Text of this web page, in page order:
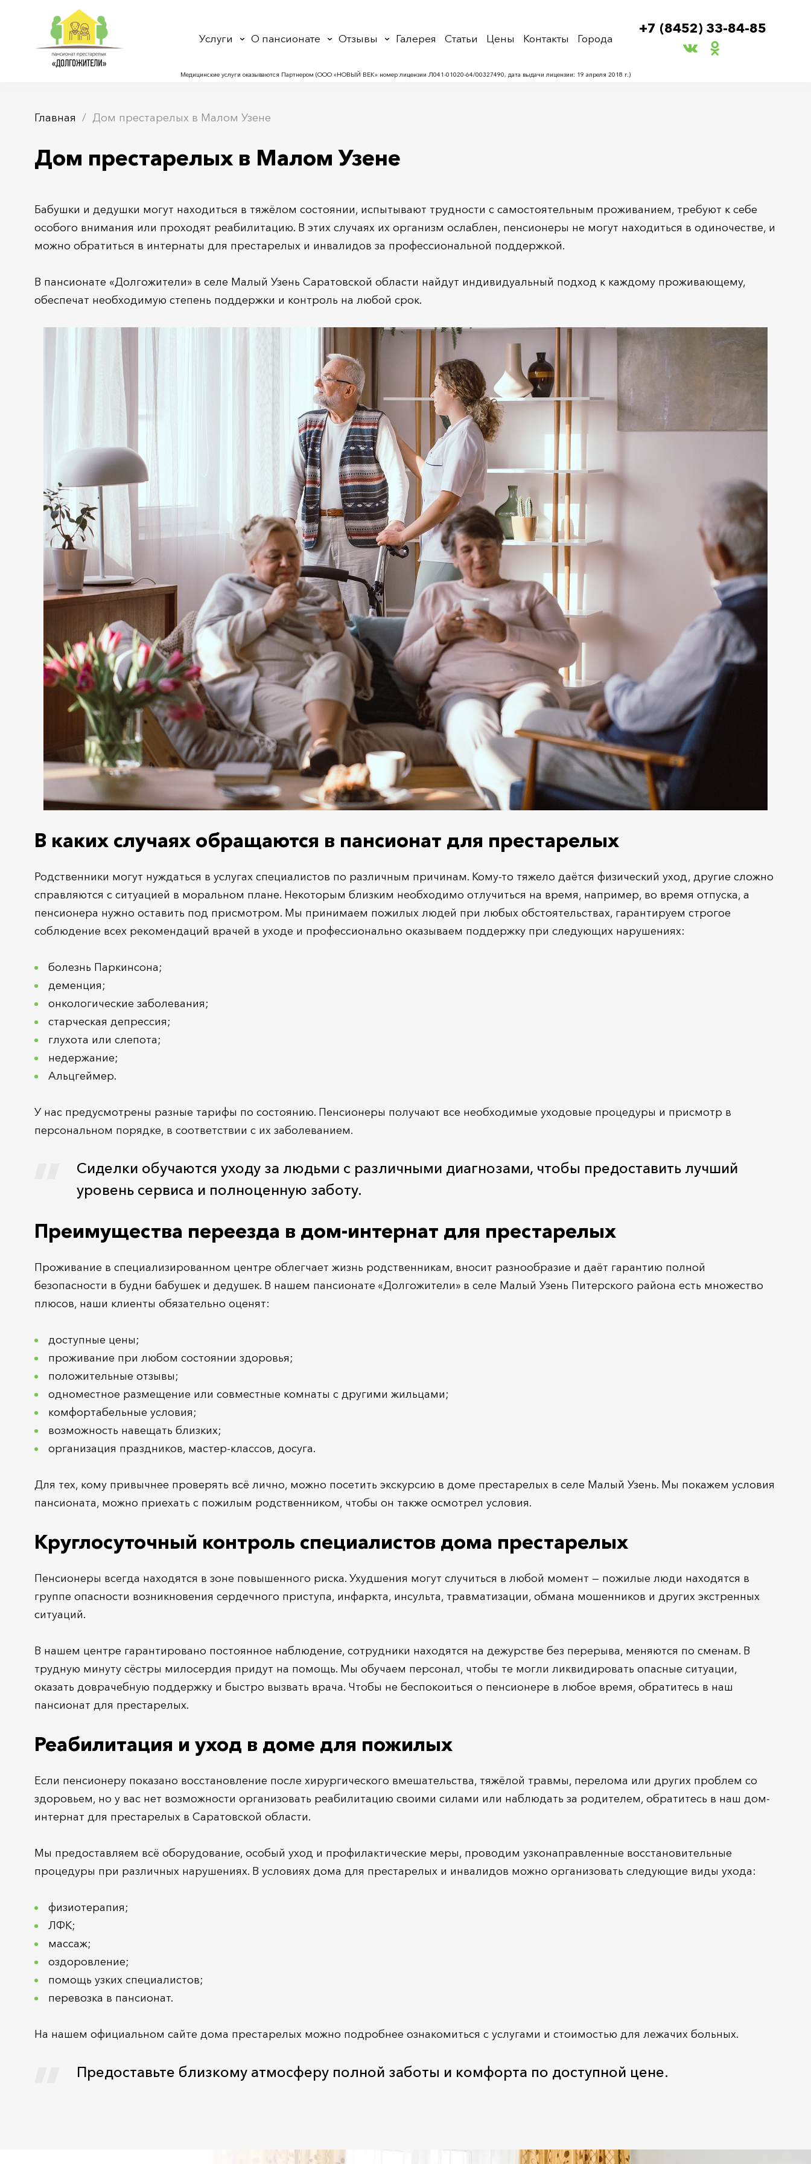
Услуги О пансионате Отзывы Галерея Статьи Цены Контакты Города
+7 (8452) 33-84-85
Медицинские услуги оказываются Партнером (ООО «НОВЫЙ ВЕК» номер лицензии Л041-01020-64/00327490, дата выдачи лицензии: 19 апреля 2018 г.)
Главная Дом престарелых в Малом Узене
Дом престарелых в Малом Узене
Бабушки и дедушки могут находиться в тяжёлом состоянии, испытывают трудности с самостоятельным проживанием, требуют к себе
особого внимания или проходят реабилитацию. В этих случаях их организм ослаблен, пенсионеры не могут находиться в одиночестве, и
можно обратиться в интернаты для престарелых и инвалидов за профессиональной поддержкой.
В пансионате «Долгожители» в селе Малый Узень Саратовской области найдут индивидуальный подход к каждому проживающему,
обеспечат необходимую степень поддержки и контроль на любой срок.
В каких случаях обращаются в пансионат для престарелых
Родственники могут нуждаться в услугах специалистов по различным причинам. Кому-то тяжело даётся физический уход, другие сложно
справляются с ситуацией в моральном плане. Некоторым близким необходимо отлучиться на время, например, во время отпуска, а
пенсионера нужно оставить под присмотром. Мы принимаем пожилых людей при любых обстоятельствах, гарантируем строгое
соблюдение всех рекомендаций врачей в уходе и профессионально оказываем поддержку при следующих нарушениях:
болезнь Паркинсона;
деменция;
онкологические заболевания;
старческая депрессия;
глухота или слепота;
недержание;
Альцгеймер.
У нас предусмотрены разные тарифы по состоянию. Пенсионеры получают все необходимые уходовые процедуры и присмотр в
персональном порядке, в соответствии с их заболеванием.
Сиделки обучаются уходу за людьми с различными диагнозами, чтобы предоставить лучший
уровень сервиса и полноценную заботу.
Преимущества переезда в дом-интернат для престарелых
Проживание в специализированном центре облегчает жизнь родственникам, вносит разнообразие и даёт гарантию полной
безопасности в будни бабушек и дедушек. В нашем пансионате «Долгожители» в селе Малый Узень Питерского района есть множество
плюсов, наши клиенты обязательно оценят:
доступные цены;
проживание при любом состоянии здоровья;
положительные отзывы;
одноместное размещение или совместные комнаты с другими жильцами;
комфортабельные условия;
возможность навещать близких;
организация праздников, мастер-классов, досуга.
Для тех, кому привычнее проверять всё лично, можно посетить экскурсию в доме престарелых в селе Малый Узень. Мы покажем условия
пансионата, можно приехать с пожилым родственником, чтобы он также осмотрел условия.
Круглосуточный контроль специалистов дома престарелых
Пенсионеры всегда находятся в зоне повышенного риска. Ухудшения могут случиться в любой момент — пожилые люди находятся в
группе опасности возникновения сердечного приступа, инфаркта, инсульта, травматизации, обмана мошенников и других экстренных
ситуаций.
В нашем центре гарантировано постоянное наблюдение, сотрудники находятся на дежурстве без перерыва, меняются по сменам. В
трудную минуту сёстры милосердия придут на помощь. Мы обучаем персонал, чтобы те могли ликвидировать опасные ситуации,
оказать доврачебную поддержку и быстро вызвать врача. Чтобы не беспокоиться о пенсионере в любое время, обратитесь в наш
пансионат для престарелых.
Реабилитация и уход в доме для пожилых
Если пенсионеру показано восстановление после хирургического вмешательства, тяжёлой травмы, перелома или других проблем со
здоровьем, но у вас нет возможности организовать реабилитацию своими силами или наблюдать за родителем, обратитесь в наш дом-
интернат для престарелых в Саратовской области.
Мы предоставляем всё оборудование, особый уход и профилактические меры, проводим узконаправленные восстановительные
процедуры при различных нарушениях. В условиях дома для престарелых и инвалидов можно организовать следующие виды ухода:
физиотерапия;
ЛФК;
массаж;
оздоровление;
помощь узких специалистов;
перевозка в пансионат.
На нашем официальном сайте дома престарелых можно подробнее ознакомиться с услугами и стоимостью для лежачих больных.
Предоставьте близкому атмосферу полной заботы и комфорта по доступной цене.